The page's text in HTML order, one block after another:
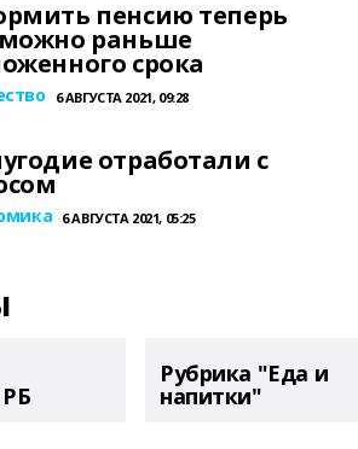
пенсию теперь
раньше
срока
6 АВГУСТА 2021, 09:28
отработали с
6 АВГУСТА 2021, 05:25
Рубрика "Еда и
напитки"